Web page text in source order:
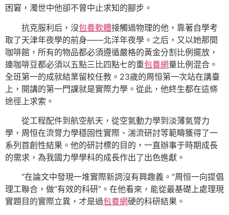
困窘，濁世中他卻不曾中止求知的腳步。
抗克服利后，沒包養軟體接觸過物理的他，靠著自學考
取了天津年夜學的前身——北洋年夜學。之后，又以她那間
咖啡館，所有的物品都必須遵循嚴格的黃金分割比例擺放，
連咖啡豆都必須以五點三比四點七的重包養網量比例混合。
全班第一的成就結業留校任教。23歲的周恒第一次站在講臺
上，開講的第一門課就是實際力學。從此，他終生都在這條
途徑上求索。
從工程配件到航空航天，從空氣動力學到淡薄氣膂力
學，周恒在流膂力學穩固性實際、湍流研討等範疇獲得了一
系列首創性結果。他的研討標的目的，一直辦事于時期成長
的需求，為我國力學學科的成長作出了出色進獻。
“在論文中發現一堆實際新詞沒有興趣義。”周恒一向提倡
理工聯合，做“有效的科研”。在他看來，能從最基礎上處理現
實題目的實際立異，才是過包養網硬的科研結果。